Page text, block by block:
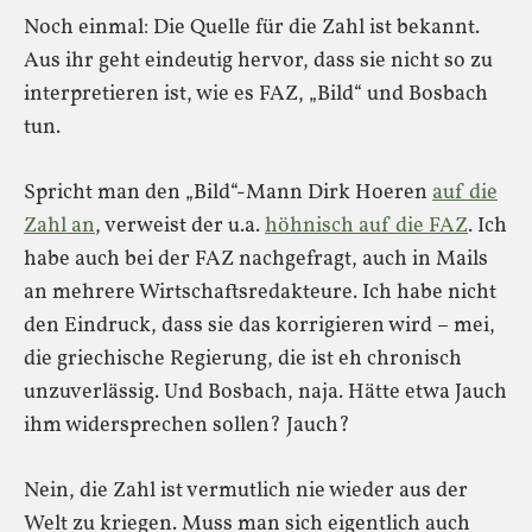
Noch einmal: Die Quelle für die Zahl ist bekannt.
Aus ihr geht eindeutig hervor, dass sie nicht so zu
interpretieren ist, wie es FAZ, „Bild“ und Bosbach
tun.
Spricht man den „Bild“-Mann Dirk Hoeren auf die
Zahl an, verweist der u.a.höhnisch auf die FAZ. Ich
habe auch bei der FAZ nachgefragt, auch in Mails
an mehrere Wirtschaftsredakteure. Ich habe nicht
den Eindruck, dass sie das korrigieren wird – mei,
die griechische Regierung, die ist eh chronisch
unzuverlässig. Und Bosbach, naja. Hätte etwa Jauch
ihm widersprechen sollen? Jauch?
Nein, die Zahl ist vermutlich nie wieder aus der
Welt zu kriegen. Muss man sich eigentlich auch